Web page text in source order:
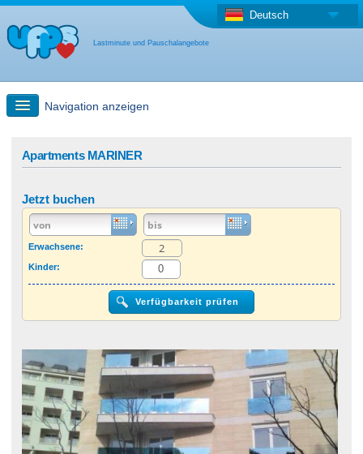
Lastminute und Pauschalangebote
Deutsch
Navigation anzeigen
Last Minute Angebot + Pauschalangebot
Anderes Land
Apartments MARINER
Jetzt buchen
Erwachsene:
Kinder: